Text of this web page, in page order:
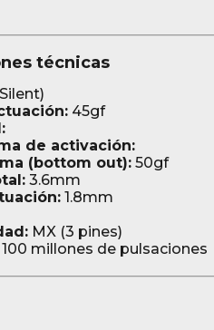
técnicas
45gf
de activación:
(bottom out): 50gf
3.6mm
1.8mm
MX (3 pines)
100 millones de pulsaciones